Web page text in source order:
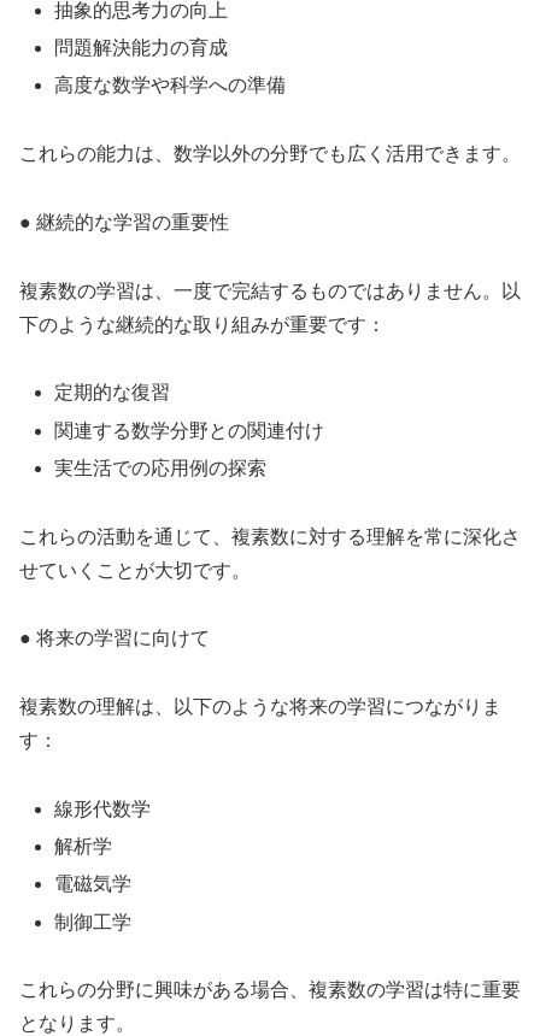
抽象的思考力の向上
問題解決能力の育成
高度な数学や科学への準備
これらの能力は、数学以外の分野でも広く活用できます。
● 継続的な学習の重要性
複素数の学習は、一度で完結するものではありません。以
下のような継続的な取り組みが重要です：
定期的な復習
関連する数学分野との関連付け
実生活での応用例の探索
これらの活動を通じて、複素数に対する理解を常に深化さ
せていくことが大切です。
● 将来の学習に向けて
複素数の理解は、以下のような将来の学習につながりま
す：
線形代数学
解析学
電磁気学
制御工学
これらの分野に興味がある場合、複素数の学習は特に重要
となります。